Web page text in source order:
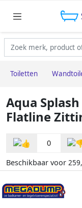
Toiletten
Aqua
Flatline
0
Beschikbaar voor